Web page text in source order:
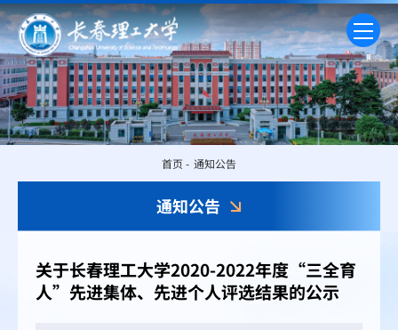
通知公告
首页 - 通知公告
关于长春理工大学2020-2022年度“三全育
人”先进集体、先进个人评选结果的公示